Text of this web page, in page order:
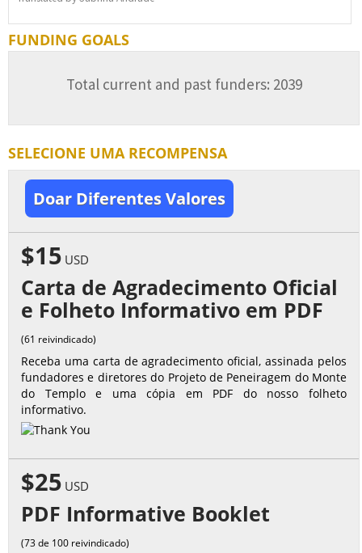
FUNDING GOALS
Total current and past funders: 2039
SELECIONE UMA RECOMPENSA
Doar Diferentes Valores
$15 USD
Carta de Agradecimento Oficial
e Folheto Informativo em PDF
(61 reivindicado)
Receba uma carta de agradecimento oficial, assinada pelos
fundadores e diretores do Projeto de Peneiragem do Monte
do Templo e uma cópia em PDF do nosso folheto
informativo.
$25 USD
PDF Informative Booklet
(73 de 100 reivindicado)